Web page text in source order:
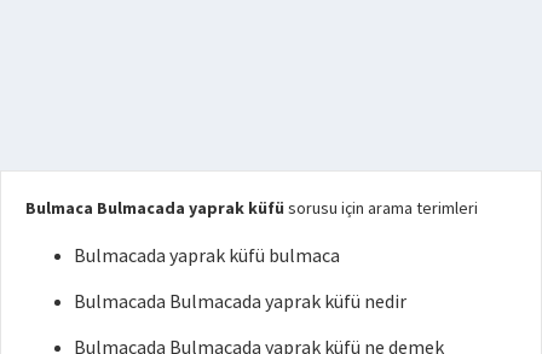
Bulmaca Bulmacada yaprak küfü sorusu için arama terimleri
Bulmacada yaprak küfü bulmaca
Bulmacada Bulmacada yaprak küfü nedir
Bulmacada Bulmacada yaprak küfü ne demek